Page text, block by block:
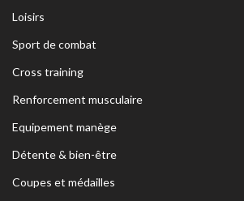
Loisirs
Sport de combat
Cross training
Renforcement musculaire
Equipement manège
Détente & bien-être
Coupes et médailles